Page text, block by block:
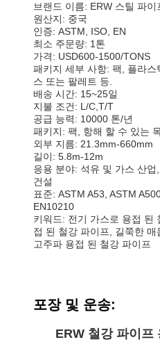
브랜드 이름: ERW 스틸 파이
원산지: 중국
인증: ASTM, ISO, EN
최소 주문량: 1톤
가격: USD600-1500/TONS
패키지 세부 사항: 팩, 플라
스 또는 팔레트 등.
배송 시간: 15~25일
지불 조건: L/C,T/T
공급 능력: 10000 톤/년
패키지: 팩, 항해 할 수 있는
외부 지름: 21.3mm-660mm
길이: 5.8m-12m
응용 분야: 석유 및 가스 산
건설
표준: ASTM A53, ASTM
EN10210
키워드: 전기 가스로 용접 된
접 된 철강 파이프, 길쭉한
고주파 용접 된 철강 파이프
포장 및 운송:
ERW 철강 파이프